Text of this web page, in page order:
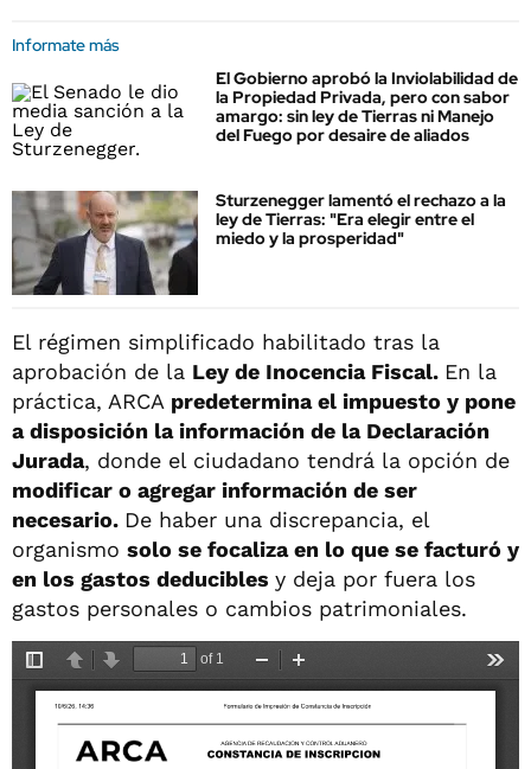
Informate más
El Gobierno aprobó la Inviolabilidad de
la Propiedad Privada, pero con sabor
amargo: sin ley de Tierras ni Manejo
del Fuego por desaire de aliados
Sturzenegger lamentó el rechazo a la
ley de Tierras: "Era elegir entre el
miedo y la prosperidad"
El régimen simplificado habilitado tras la
aprobación de la Ley de Inocencia Fiscal. En la
práctica, ARCA predetermina el impuesto y pone
a disposición la información de la Declaración
Jurada, donde el ciudadano tendrá la opción de
modificar o agregar información de ser
necesario. De haber una discrepancia, el
organismo solo se focaliza en lo que se facturó y
en los gastos deducibles y deja por fuera los
gastos personales o cambios patrimoniales.